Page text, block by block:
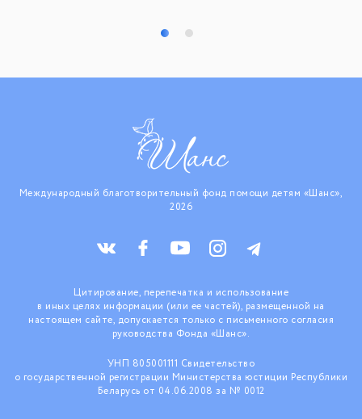
Международный благотворительный фонд помощи детям «Шанс»,
2026
Цитирование, перепечатка и использование
в иных целях информации (или ее частей), размещенной на
настоящем сайте, допускается только с письменного согласия
руководства Фонда «Шанс».
УНП 805001111 Свидетельство
о государственной регистрации Министерства юстиции Республики
Беларусь от 04.06.2008 за № 0012